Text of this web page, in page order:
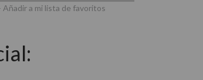
Añadir a mi lista de favoritos